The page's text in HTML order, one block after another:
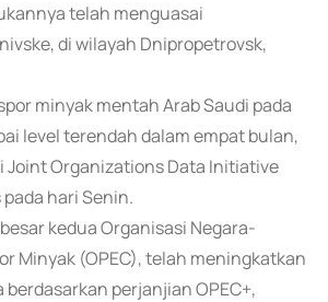
telah menguasai
di wilayah Dnipropetrovsk,
minyak mentah Arab Saudi pada
level terendah dalam empat bulan,
Joint Organizations Data Initiative
hari Senin.
kedua Organisasi Negara-
Minyak (OPEC), telah meningkatkan
perjanjian OPEC+,